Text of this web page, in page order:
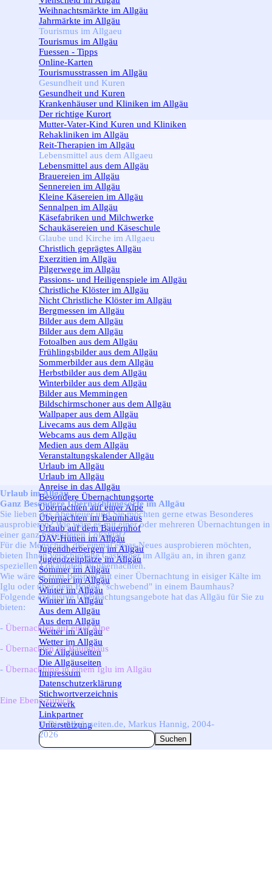
Weihnachtsmärkte im Allgäu
Jahrmärkte im Allgäu
Tourismus im Allgaeu
Tourismus im Allgäu
Fuessen - Tipps
Online-Karten
Tourismusstrassen im Allgäu
Gesundheit und Kuren
Gesundheit und Kuren
Krankenhäuser und Kliniken im Allgäu
Der richtige Kurort
Mutter-Vater-Kind Kuren und Kliniken
Rehakliniken im Allgäu
Reit-Therapien im Allgäu
Lebensmittel aus dem Allgaeu
Lebensmittel aus dem Allgäu
Brauereien im Allgäu
Sennereien im Allgäu
Kleine Käsereien im Allgäu
Sennalpen im Allgäu
Käsefabriken und Milchwerke
Schaukäsereien und Käseschule
Glaube und Kirche im Allgaeu
Christlich geprägtes Allgäu
Exerzitien im Allgäu
Pilgerwege im Allgäu
Passions- und Heiligenspiele im Allgäu
Christliche Klöster im Allgäu
Nicht Christliche Klöster im Allgäu
Bergmessen im Allgäu
Bilder aus dem Allgäu
Bilder aus dem Allgäu
Fotoalben aus dem Allgäu
Frühlingsbilder aus dem Allgäu
Sommerbilder aus dem Allgäu
Herbstbilder aus dem Allgäu
Winterbilder aus dem Allgäu
Bilder aus Memmingen
Bildschirmschoner aus dem Allgäu
Wallpaper aus dem Allgäu
Livecams aus dem Allgäu
Webcams aus dem Allgäu
Medien aus dem Allgäu
Veranstaltungskalender Allgäu
Urlaub im Allgäu
Urlaub im Allgäu
Anreise in das Allgäu
Besondere Übernachtungsorte
Übernachten auf einer Alpe
Übernachten im Baumhaus
Urlaub auf dem Bauernhof
DAV-Hütten im Allgäu
Jugendherbergen im Allgäu
Jugendzeltplätze im Allgäu
Sommer im Allgäu▼
Sommer im Allgäu
Winter im Allgäu ▼
Winter im Allgäu
Aus dem Allgäu
Aus dem Allgäu
Wetter im Allgäu▼
Wetter im Allgäu
Die Allgäuseiten▼
Die Allgäuseiten
Impressum
Datenschutzerklärung
Stichwortverzeichnis
Netzwerk
Linkpartner
Unterstützung
Suchen
Urlaub im Allgäu
Ganz Besondere Übernachtungsorte im Allgäu
Sie lieben das Abenteuer und Sie möchten gerne etwas Besonderes
ausprobieren? Wie wäre es mit einer oder mehreren Übernachtungen in
einer ganz besonderen Lokalität?
Für die Menschen, die einmal etwas Neues ausprobieren möchten,
bieten Ihnen verschiedene Gastgeber im Allgäu an, in ihren ganz
speziellen Lokalitäten zu übernachten.
Wie wäre es zum Beispiel mit einer Übernachtung in eisiger Kälte im
Iglu oder über dem Boden "schwebend" in einem Baumhaus?
Folgende exklusive Übernachtungsangebote hat das Allgäu für Sie zu
bieten:
- Übernachten auf einer Alpe
- Übernachten im Baumhaus
- Übernachtung in einem Iglu im Allgäu
Eine Ebene zurück
© Die-Allgäuseiten.de, Markus Hannig, 2004-
2026